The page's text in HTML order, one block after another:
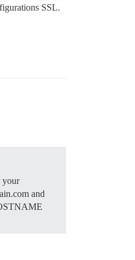
SSL.
your
and